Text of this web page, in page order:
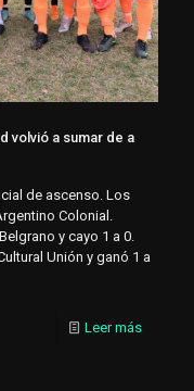
volvió a sumar de a
de ascenso. Los
Colonial.
y cayo 1 a 0.
Unión y ganó 1 a
Leer más